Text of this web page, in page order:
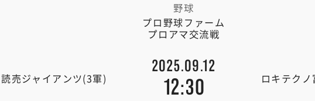
野球
プロ野球ファーム
プロアマ交流戦
読売ジャイアンツ(3軍)
2025.09.12
12:30 ロキテク